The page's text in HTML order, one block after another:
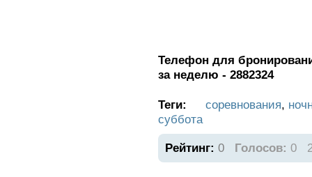
Телефон для
за неделю - 2882324
Теги: соревнования,
суббота
Рейтинг: 0 Голосов: 0